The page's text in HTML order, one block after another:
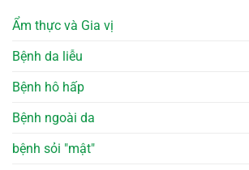
Ẩm thực và Gia vị
Bệnh da liễu
Bệnh hô hấp
Bệnh ngoài da
bệnh sỏi "mật"